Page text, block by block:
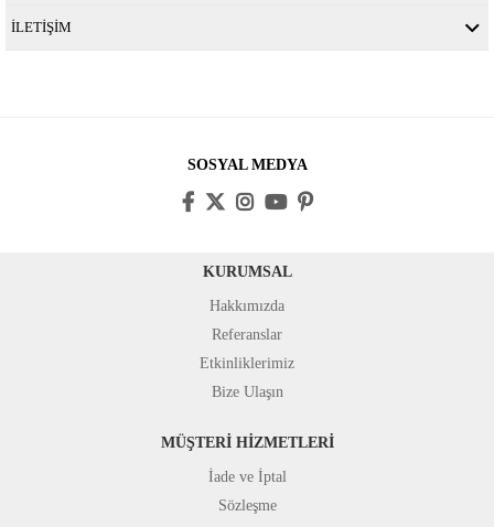
İLETİŞİM
SOSYAL MEDYA
KURUMSAL
Hakkımızda
Referanslar
Etkinliklerimiz
Bize Ulaşın
MÜŞTERİ HİZMETLERİ
İade ve İptal
Sözleşme